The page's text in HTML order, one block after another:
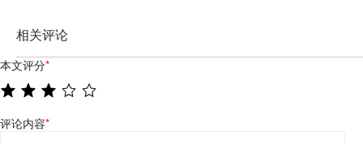
相关评论
本文评分*
评论内容*